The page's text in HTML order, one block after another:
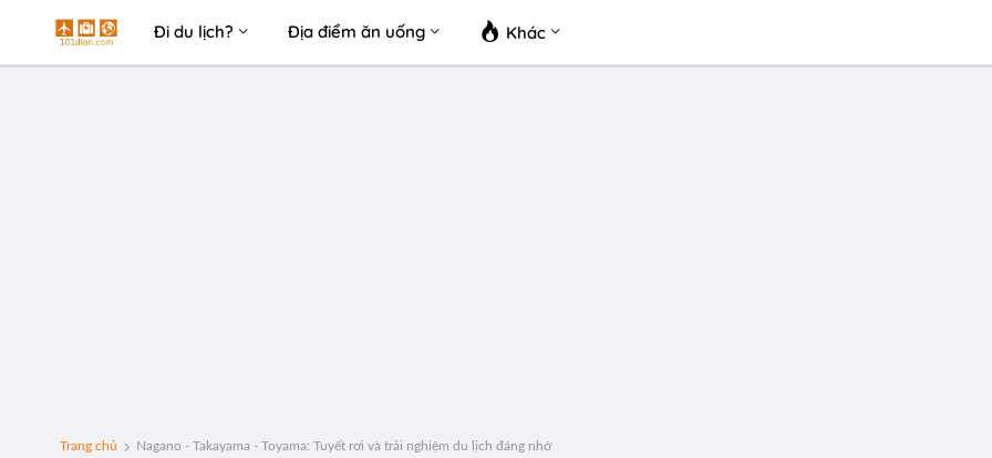
Đi du lịch? Địa điểm ăn uống Khác
Trang chủ Nagano - Takayama - Toyama: Tuyết rơi và trải nghiệm du lịch đáng nhớ